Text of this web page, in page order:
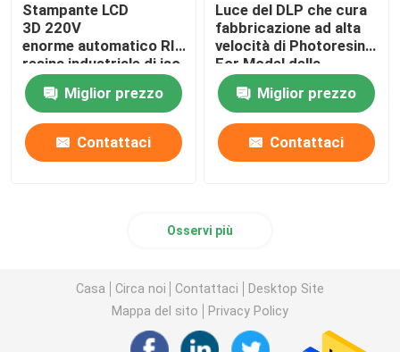
Stampante LCD
3D 220V
enorme automatico RITON della
resina industriale di iso
13485
Miglior prezzo
Contattaci
Luce del DLP che cura
fabbricazione ad alta
velocità di Photoresin
For Model della
stampante 3d
Miglior prezzo
Contattaci
Osservi più
Casa Circa noi Contattaci
Desktop Site
Mappa del sito
Privacy Policy